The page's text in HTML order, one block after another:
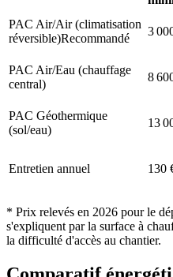
PAC Air/Air (climatisation
réversible)Recommandé
3
PAC Air/Eau (chauffage
central)
8
PAC Géothermique
(sol/eau)
13
Entretien annuel 130
* Prix relevés en 2026 pour le
s'expliquent par la surface à
la difficulté d'accès au chantier.